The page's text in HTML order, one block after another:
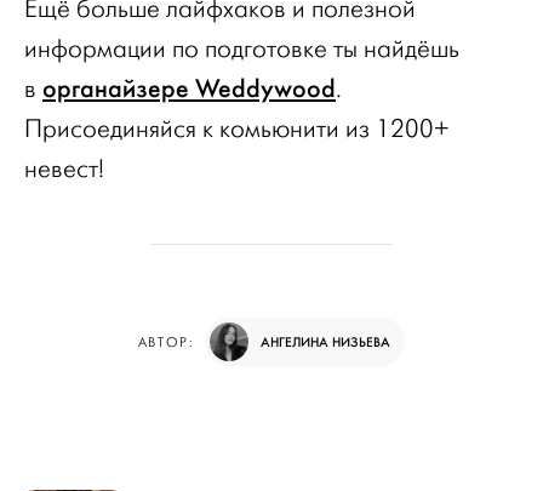
Ещё больше лайфхаков и полезной
информации по подготовке ты найдёшь
в органайзере Weddywood.
Присоединяйся к комьюнити из 1200+
невест!
АВТОР: АНГЕЛИНА НИЗЬЕВА